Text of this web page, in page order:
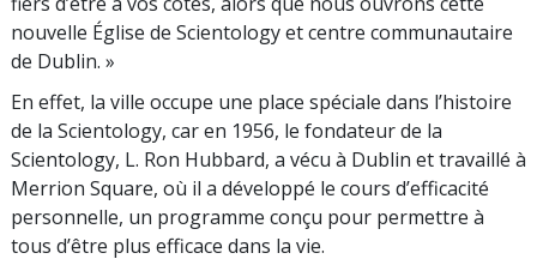
nouvelle Église de Scientology et centre communautaire
de Dublin. »
En effet, la ville occupe une place spéciale dans l’histoire
de la Scientology, car en 1956, le fondateur de la
Scientology, L. Ron Hubbard, a vécu à Dublin et travaillé à
Merrion Square, où il a développé le cours d’efficacité
personnelle, un programme conçu pour permettre à
tous d’être plus efficace dans la vie.